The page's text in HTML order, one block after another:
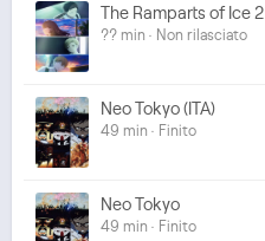
The Ramparts of Ice 2
?? min · Non rilasciato
Neo Tokyo (ITA)
49 min · Finito
Neo Tokyo
49 min · Finito